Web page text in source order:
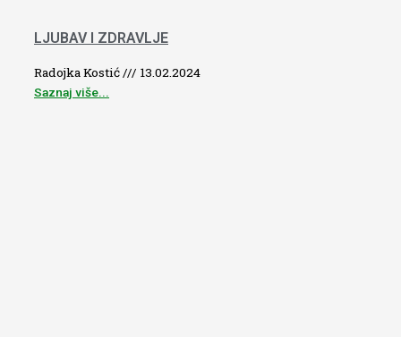
LJUBAV I ZDRAVLJE
Radojka Kostić 13.02.2024
Saznaj više...